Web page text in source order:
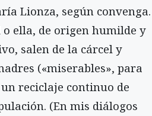
Lionza, según convenga.
o ella, de origen humilde y
salen de la cárcel y
(«miserables», para
reciclaje continuo de
(En mis diálogos